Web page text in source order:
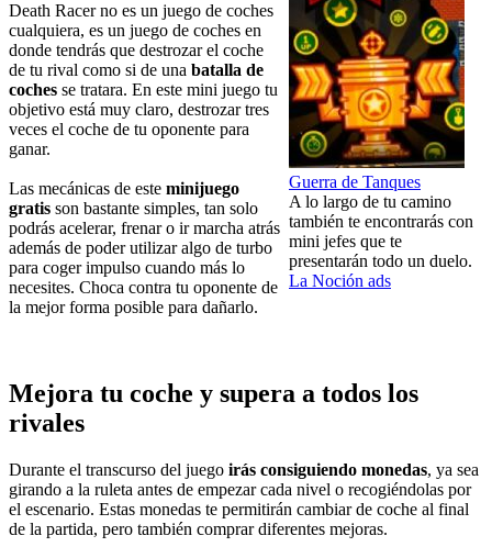
Guerra de Tanques
A lo largo de tu camino
también te encontrarás con
mini jefes que te
presentarán todo un duelo.
La Noción ads
Death Racer no es un juego de coches
cualquiera, es un juego de coches en
donde tendrás que destrozar el coche
de tu rival como si de una batalla de
coches se tratara. En este mini juego tu
objetivo está muy claro, destrozar tres
veces el coche de tu oponente para
ganar.
Las mecánicas de este minijuego
gratis son bastante simples, tan solo
podrás acelerar, frenar o ir marcha atrás
además de poder utilizar algo de turbo
para coger impulso cuando más lo
necesites. Choca contra tu oponente de
la mejor forma posible para dañarlo.
Mejora tu coche y supera a todos los
rivales
Durante el transcurso del juego irás consiguiendo monedas, ya sea
girando a la ruleta antes de empezar cada nivel o recogiéndolas por
el escenario. Estas monedas te permitirán cambiar de coche al final
de la partida, pero también comprar diferentes mejoras.